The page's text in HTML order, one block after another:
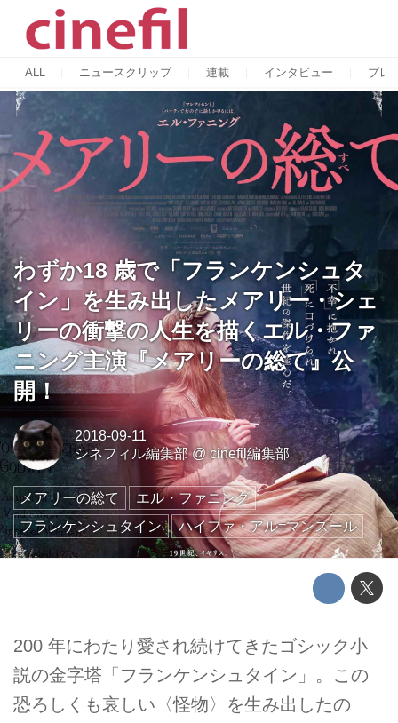
ALL ニュースクリップ 連載 インタビュー プレ
わずか18 歳で「フランケンシュタ
イン」を生み出したメアリー・シェ
リーの衝撃の人生を描くエル・ファ
ニング主演『メアリーの総て』公
開！
2018-09-11
シネフィル編集部@cinefil編集部
メアリーの総て
エル・ファニング
フランケンシュタイン
ハイファ・アル=マンスール
200 年にわたり愛され続けてきたゴシック小
説の金字塔「フランケンシュタイン」。この
恐ろしくも哀しい〈怪物〉を生み出したの